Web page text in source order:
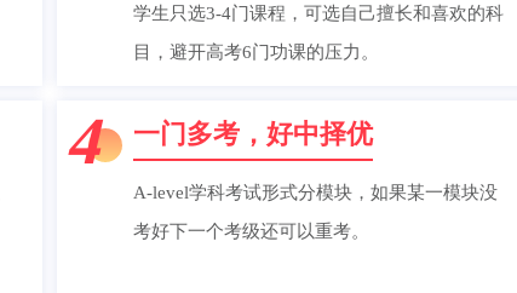
学生只选3-4门课程，可选自己擅长和喜欢的科
目，避开高考6门功课的压力。
4 一门多考，好中择优
A-level学科考试形式分模块，如果某一模块没
考好下一个考级还可以重考。